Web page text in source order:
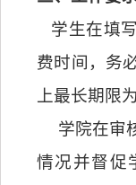
学生在填
费时间，务
上最长期限
学院在审
情况并督促